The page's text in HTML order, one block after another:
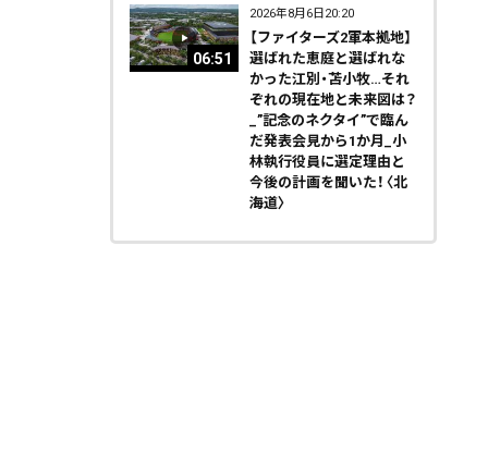
06:51
2026年8月6日20:20
【ファイターズ2軍本拠地】
選ばれた恵庭と選ばれな
かった江別・苫小牧…それ
ぞれの現在地と未来図は？
_”記念のネクタイ”で臨ん
だ発表会見から1か月_小
林執行役員に選定理由と
今後の計画を聞いた！〈北
海道〉